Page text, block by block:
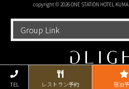
TEL レストラン予約 宿泊
copyright © 2026 ONE STATION HOTEL
Group Link